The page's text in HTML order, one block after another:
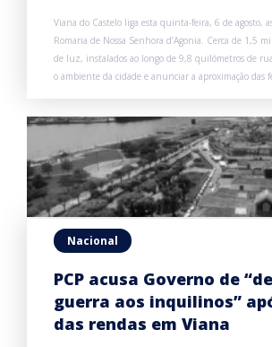
Viana do Castelo liga esta quinta-feira, 6 de agosto,
Romaria de Nossa Senhora d’Agonia. Cerca de 1,5
de luz, instalados ao longo de 9,8 quilómetros de
o ambiente da cidade e anunciar a aproximação das
Nacional
PCP acusa Governo de
guerra aos inquilinos”
das rendas em Viana